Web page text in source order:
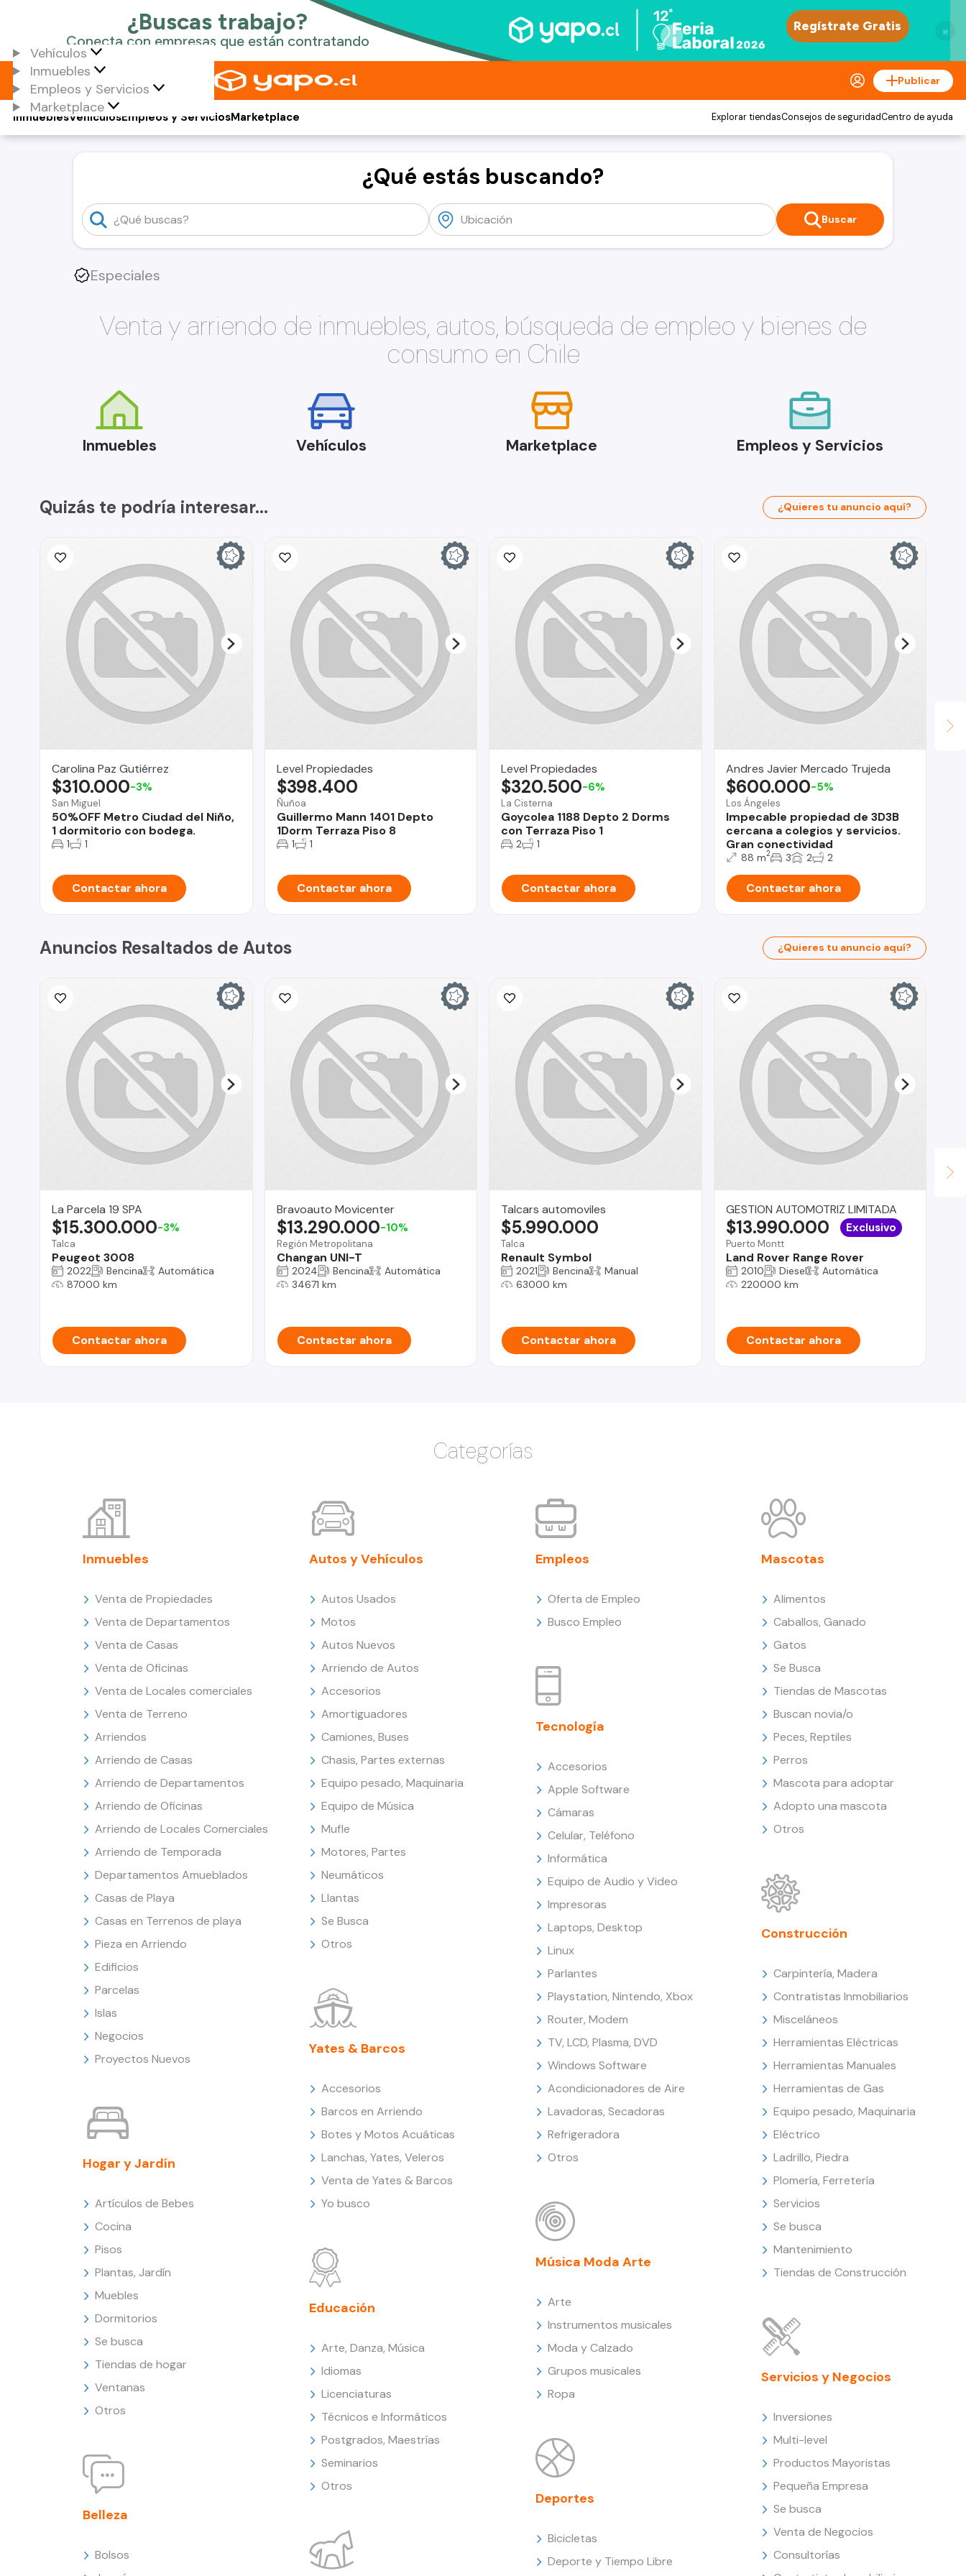
×
Vehículos
Inmuebles
Empleos y Servicios
Marketplace
Publicar
Vehículos
Inmuebles Empleos y ServiciosMarketplace Explorar tiendasConsejos de seguridadCentro de ayuda
¿Qué estás buscando?
Buscar
Especiales
Venta y arriendo de inmuebles, autos, búsqueda de empleo y bienes de
consumo en Chile
Inmuebles Vehículos Marketplace Empleos y Servicios
Quizás te podría interesar... ¿Quieres tu anuncio aquí?
Carolina Paz Gutiérrez
San Miguel
50%OFF Metro Ciudad del Niño,
1 dormitorio con bodega.
$310.000-3%
1 1
Contactar ahora
Level Propiedades
Ñuñoa
Guillermo Mann 1401 Depto
1Dorm Terraza Piso 8
$398.400
1 1
Contactar ahora
Level Propiedades
La Cisterna
Goycolea 1188 Depto 2 Dorms
con Terraza Piso 1
$320.500-6%
2 1
Contactar ahora
Andres Javier Mercado Trujeda
Los Ángeles
Impecable propiedad de 3D3B
cercana a colegios y servicios.
Gran conectividad
$600.000-5%
88 m2 3 2 2
Contactar ahora
Anuncios Resaltados de Autos ¿Quieres tu anuncio aquí?
La Parcela 19 SPA
Talca
Peugeot 3008
$15.300.000-3%
2022 Bencina
Automática
87000 km
Contactar ahora
Bravoauto Movicenter
Región Metropolitana
Changan UNI-T
$13.290.000-10%
2024 Bencina
Automática
34671 km
Contactar ahora
Talcars automoviles
Talca
Renault Symbol
$5.990.000
2021 Bencina
Manual
63000 km
Contactar ahora
GESTION AUTOMOTRIZ LIMITADA
Puerto Montt
Land Rover Range Rover
$13.990.000 Exclusivo
2010 Diesel
Automática
220000 km
Contactar ahora
Categorías
Inmuebles
Venta de Propiedades
Venta de Departamentos
Venta de Casas
Venta de Oficinas
Venta de Locales comerciales
Venta de Terreno
Arriendos
Arriendo de Casas
Arriendo de Departamentos
Arriendo de Oficinas
Arriendo de Locales Comerciales
Arriendo de Temporada
Departamentos Amueblados
Casas de Playa
Casas en Terrenos de playa
Pieza en Arriendo
Edificios
Parcelas
Islas
Negocios
Proyectos Nuevos
Hogar y Jardín
Artículos de Bebes
Cocina
Pisos
Plantas, Jardín
Muebles
Dormitorios
Se busca
Tiendas de hogar
Ventanas
Otros
Belleza
Bolsos
Autos y Vehículos
Autos Usados
Motos
Autos Nuevos
Arriendo de Autos
Accesorios
Amortiguadores
Camiones, Buses
Chasis, Partes externas
Equipo pesado, Maquinaria
Equipo de Música
Mufle
Motores, Partes
Neumáticos
Llantas
Se Busca
Otros
Yates & Barcos
Accesorios
Barcos en Arriendo
Botes y Motos Acuáticas
Lanchas, Yates, Veleros
Venta de Yates & Barcos
Yo busco
Educación
Arte, Danza, Música
Idiomas
Licenciaturas
Técnicos e Informáticos
Postgrados, Maestrías
Seminarios
Otros
Empleos
Oferta de Empleo
Busco Empleo
Tecnología
Accesorios
Apple Software
Cámaras
Celular, Teléfono
Informática
Equipo de Audio y Video
Impresoras
Laptops, Desktop
Linux
Parlantes
Playstation, Nintendo, Xbox
Router, Modem
TV, LCD, Plasma, DVD
Windows Software
Acondicionadores de Aire
Lavadoras, Secadoras
Refrigeradora
Otros
Música Moda Arte
Arte
Instrumentos musicales
Moda y Calzado
Grupos musicales
Ropa
Deportes
Bicicletas
Deporte y Tiempo Libre
Mascotas
Alimentos
Caballos, Ganado
Gatos
Se Busca
Tiendas de Mascotas
Buscan novia/o
Peces, Reptiles
Perros
Mascota para adoptar
Adopto una mascota
Otros
Construcción
Carpintería, Madera
Contratistas Inmobiliarios
Misceláneos
Herramientas Eléctricas
Herramientas Manuales
Herramientas de Gas
Equipo pesado, Maquinaria
Eléctrico
Ladrillo, Piedra
Plomería, Ferretería
Servicios
Se busca
Mantenimiento
Tiendas de Construcción
Servicios y Negocios
Inversiones
Multi-level
Productos Mayoristas
Pequeña Empresa
Se busca
Venta de Negocios
Consultorías